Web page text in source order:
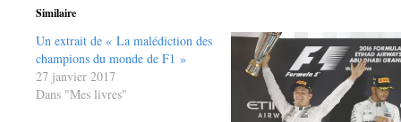
Similaire
Un extrait de « La malédiction des
champions du monde de F1 »
27 janvier 2017
Dans "Mes livres"